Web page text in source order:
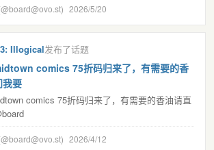
2026/5/20
Illogical发布了话题
comics 75折码归来了，有需要的香
我要
comics 75折码归来了，有需要的香油请直
2026/4/12